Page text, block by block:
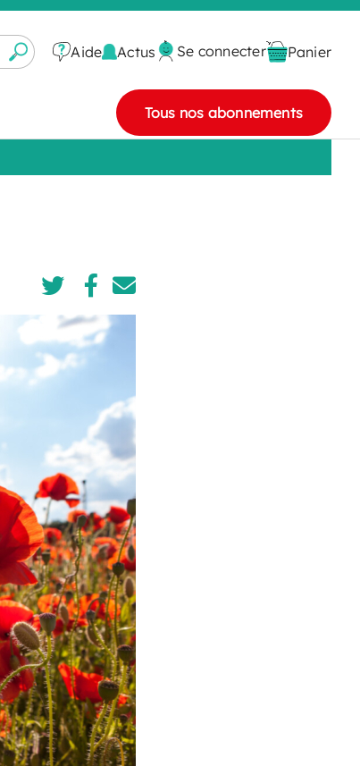
Aide Actus Se connecter Panier
Tous nos abonnements